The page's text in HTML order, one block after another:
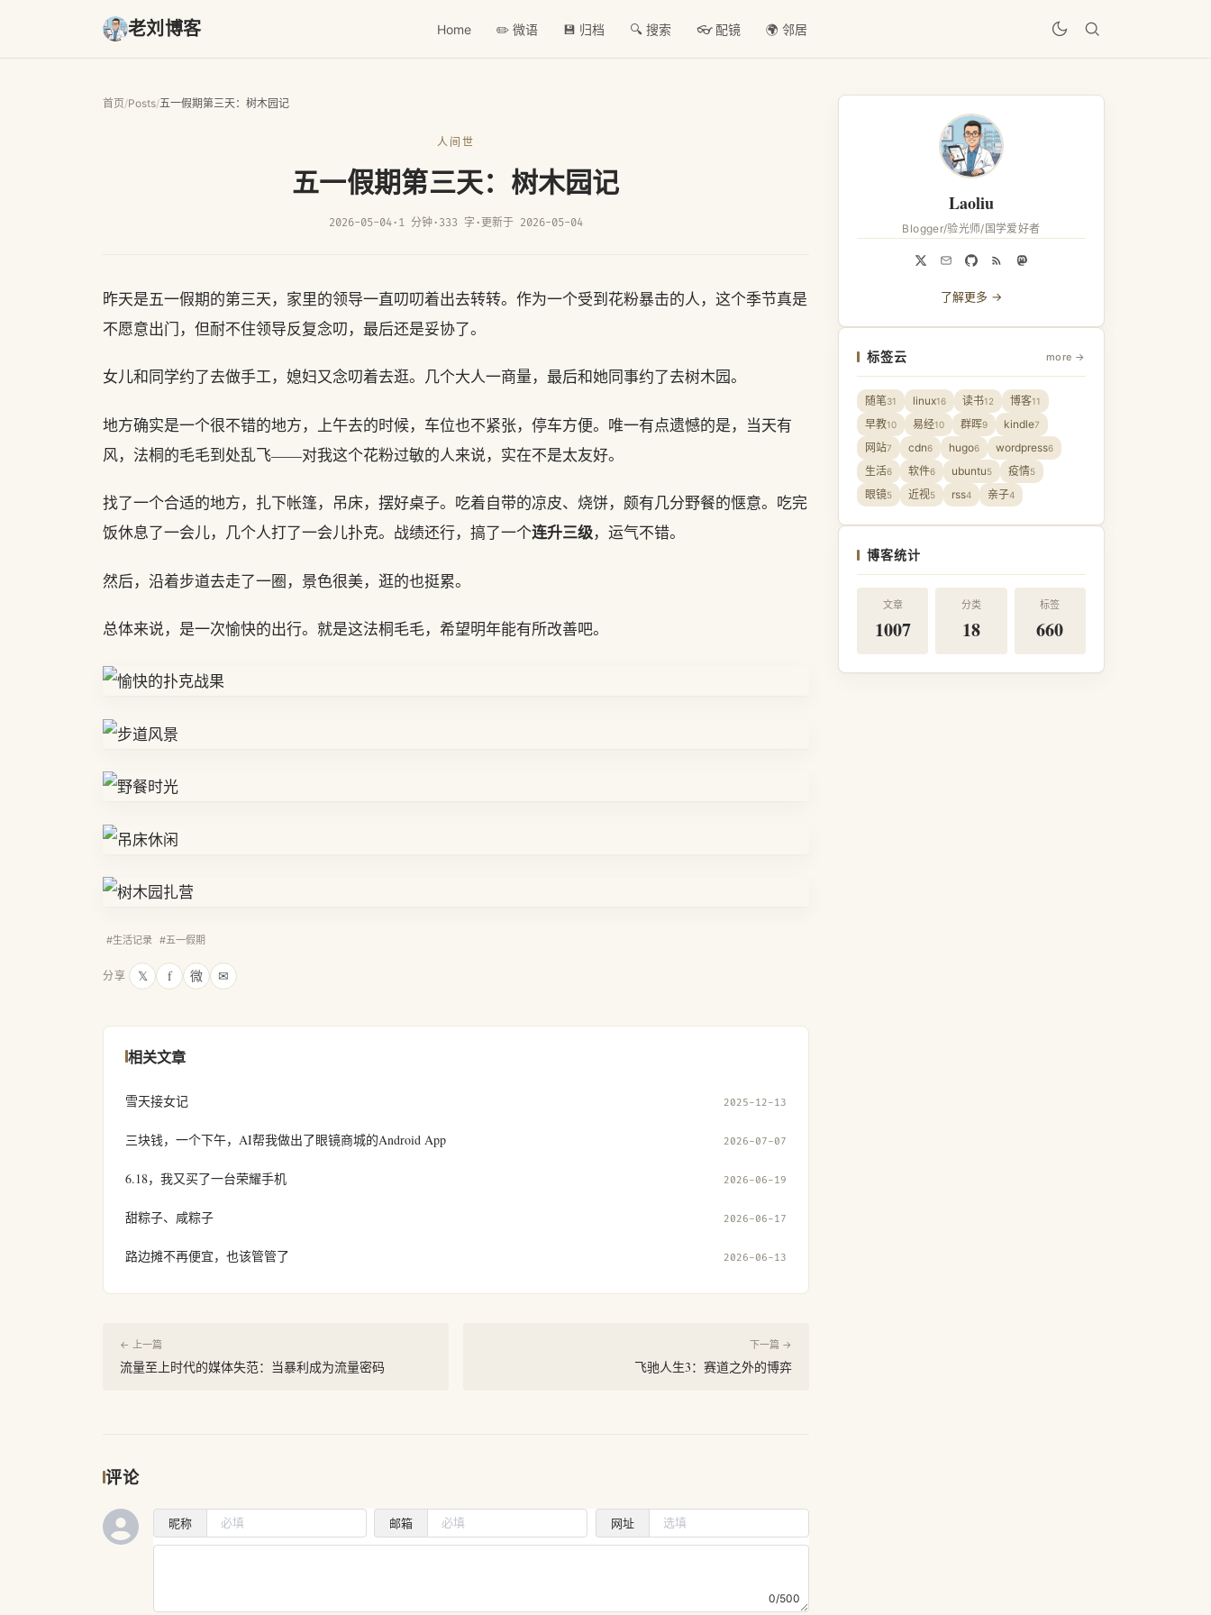
老刘博客 Home ✏️ 微语 💾 归档 🔍 搜索 👓 配镜 🌍 邻居
首页/Posts/五一假期第三天：树木园记
人间世
五一假期第三天：树木园记
2026-05-04· 1 分钟· 333 字 · 更新于 2026-05-04
昨天是五一假期的第三天，家里的领导一直叨叨着出去转转。作为一个受到花粉暴击的人，这个季节真是
不愿意出门，但耐不住领导反复念叨，最后还是妥协了。
女儿和同学约了去做手工，媳妇又念叨着去逛。几个大人一商量，最后和她同事约了去树木园。
地方确实是一个很不错的地方，上午去的时候，车位也不紧张，停车方便。唯一有点遗憾的是，当天有
风，法桐的毛毛到处乱飞——对我这个花粉过敏的人来说，实在不是太友好。
找了一个合适的地方，扎下帐篷，吊床，摆好桌子。吃着自带的凉皮、烧饼，颇有几分野餐的惬意。吃完
饭休息了一会儿，几个人打了一会儿扑克。战绩还行，搞了一个连升三级，运气不错。
然后，沿着步道去走了一圈，景色很美，逛的也挺累。
总体来说，是一次愉快的出行。就是这法桐毛毛，希望明年能有所改善吧。
#生活记录 #五一假期
分享 𝕏 f 微 ✉
相关文章
雪天接女记 2025-12-13
三块钱，一个下午，AI帮我做出了眼镜商城的Android App 2026-07-07
6.18，我又买了一台荣耀手机 2026-06-19
甜粽子、咸粽子 2026-06-17
路边摊不再便宜，也该管管了 2026-06-13
← 上一篇
流量至上时代的媒体失范：当暴利成为流量密码
下一篇 →
飞驰人生3：赛道之外的博弈
评论
昵称 邮箱 网址
0/500
Laoliu
Blogger/验光师/国学爱好者
了解更多 →
标签云 more →
随笔31 linux16 读书12 博客11
早教10 易经10 群晖9 kindle7
网站7 cdn6 hugo6 wordpress6
生活6 软件6 ubuntu5 疫情5
眼镜5 近视5 rss4 亲子4
博客统计
文章
1007
分类
18
标签
660